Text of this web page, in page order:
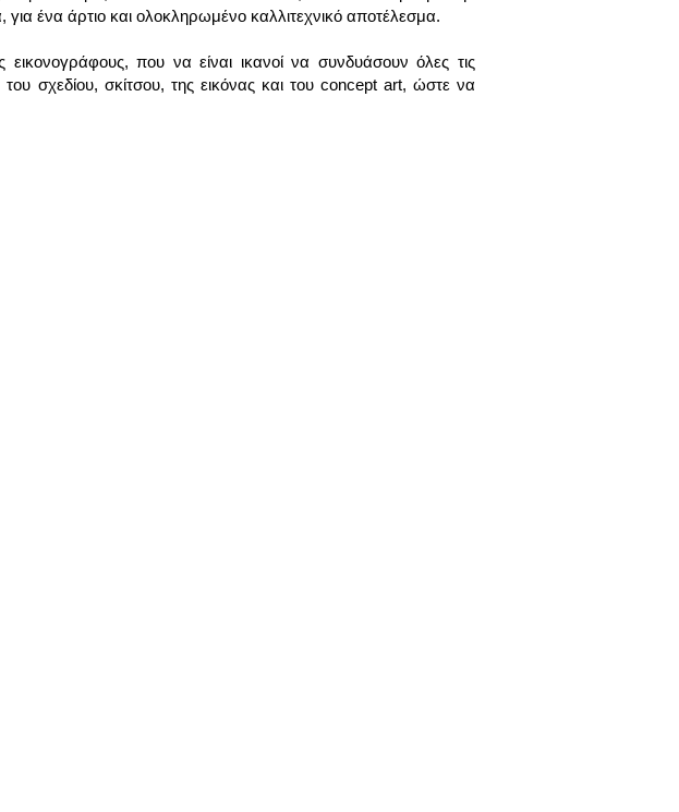
ένα άρτιο και ολοκληρωμένο καλλιτεχνικό αποτέλεσμα.
που να είναι ικανοί να συνδυάσουν όλες τις
σχεδίου, σκίτσου, της εικόνας και του concept art, ώστε να